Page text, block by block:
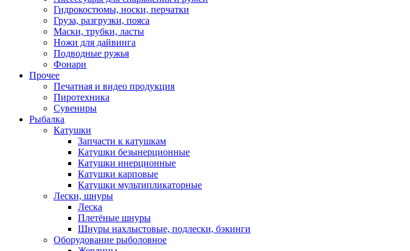
Гидрокостюмы, носки, перчатки
Груза, разгрузки, пояса
Маски, трубки, ласты
Ножи для дайвинга
Подводные ружья
Фонари
Прочее
Печатная и видео продукция
Пиротехника
Сувениры
Рыбалка
Катушки
Запчасти к катушкам
Катушки безынерционные
Катушки инерционные
Катушки карповые
Катушки мультипликаторные
Лески, шнуры
Леска
Плетёные шнуры
Шнуры нахлыстовые, подлески, бэкинги
Оборудование рыболовное